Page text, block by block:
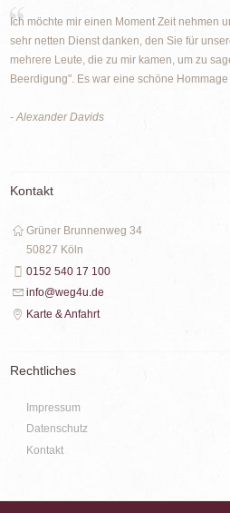
Ich möchte mir einen Moment Zeit nehmen
sehr netten Dienst danken, den Sie für
mehrere Leute, die zu mir kamen, um zu
Beerdigung". Es war eine schöne
- Alexander Davids
Kontakt
Grüner Brunnenweg 34
50827 Köln
0152 540 17 100
info@weg4u.de
Karte & Anfahrt
Rechtliches
Impressum
Datenschutz
Kontakt